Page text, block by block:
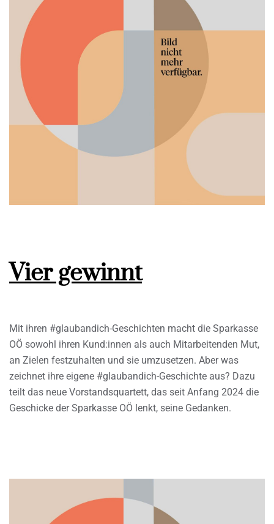
Vier gewinnt
Mit ihren #glaubandich-Geschichten macht die Sparkasse
OÖ sowohl ihren Kund:innen als auch Mitarbeitenden Mut,
an Zielen festzuhalten und sie umzusetzen. Aber was
zeichnet ihre eigene #glaubandich-Geschichte aus? Dazu
teilt das neue Vorstandsquartett, das seit Anfang 2024 die
Geschicke der Sparkasse OÖ lenkt, seine Gedanken.